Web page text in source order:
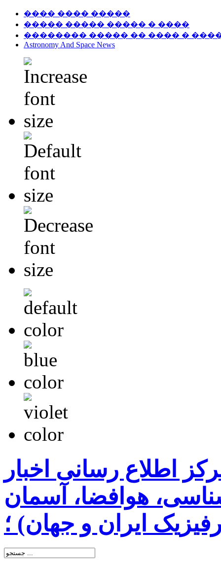
���� ���� �����
����� ����� ����� � ����
�������� ����� �� ���� �
Astronomy And Space News
اطلاع رسانی اخبار
هوافضا، آسمان
ایران و جهان) ؛